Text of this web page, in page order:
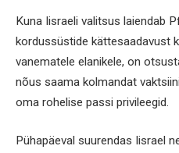
Kuna Iisraeli valitsus laiendab
kordussüstide kättesaadavust
vanematele elanikele, on
nõus saama kolmandat
oma rohelise passi privileegid.
Pühapäeval suurendas Iisrael